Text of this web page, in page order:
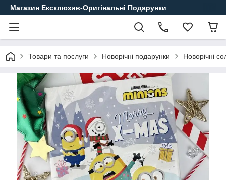
Магазин Ексклюзив-Оригінальні Подарунки
Товари та послуги Новорічні подарунки Новорічні